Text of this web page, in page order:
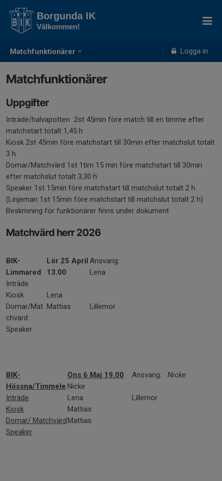
Matchfunktionärer Logga in
Borgunda IK
Välkommen!
Matchfunktionärer
Uppgifter
Inträde/halvapotten 2st 45min före match till en timme efter
matchstart totalt 1,45 h
Kiosk 2st 45min före matchstart till 30min efter matchslut totalt
3 h
Domar/Matchvärd 1st 1tim 15 min före matchstart till 30min
efter matchslut totalt 3,30 h
Speaker 1st 15min före matchstart till matchslut totalt 2 h
(Linjeman 1st 15min före matchstart till matchslut totalt 2 h)
Beskrivning för funktionärer finns under dokument
Matchvärd herr 2026
BIK-
Limmared
Inträde
Kiosk
Domar/Mat
chvärd
Speaker
Lör 25 April
13.00
Lena
Mattias
Ansvarig:
Lena
Lillemor
BIK-
Hössna/Timmele
Inträde
Kiosk
Domar/ Matchvärd
Speaker
Ons 6 Maj 19.00
Nicke
Lena
Mattias
Mattias
Ansvarig:
Lillemor
Nicke